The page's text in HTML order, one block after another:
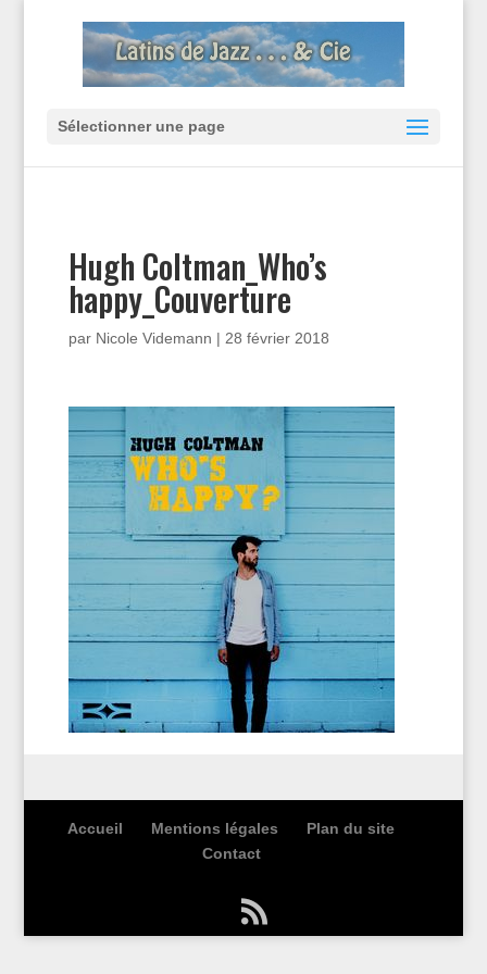
Sélectionner une page
Hugh Coltman_Who’s
happy_Couverture
par Nicole Videmann | 28 février 2018
Accueil Mentions légales
Plan du site
Contact